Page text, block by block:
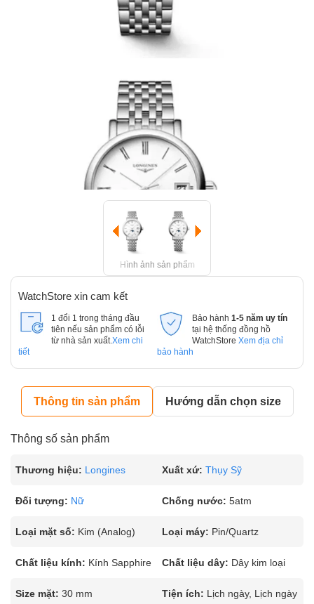
Hình ảnh sản phẩm
WatchStore xin cam kết
1 đổi 1 trong tháng đầu
tiên nếu sản phẩm có lỗi
từ nhà sản xuất. Xem chi
tiết
Bảo hành 1-5 năm uy tín
tại hệ thống đồng hồ
WatchStore Xem địa chỉ
bảo hành
Thông tin sản phẩm Hướng dẫn chọn size
Thông số sản phẩm
Thương hiệu: Longines Xuất xứ: Thụy Sỹ
Đối tượng: Nữ Chống nước: 5atm
Loại mặt số: Kim (Analog) Loại máy: Pin/Quartz
Chất liệu kính: Kính Sapphire Chất liệu dây: Dây kim loại
Size mặt: 30 mm Tiện ích: Lịch ngày, Lịch ngày